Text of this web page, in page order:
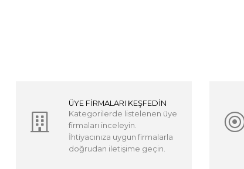
ÜYE FİRMALARI KEŞFEDİN
Kategorilerde listelenen üye
firmaları inceleyin.
İhtiyacınıza uygun firmalarla
doğrudan iletişime geçin.